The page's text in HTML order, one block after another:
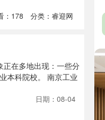
： 178 分类：睿迎网
在多地出现：一些分
本科院校。 南京工业
日期：08-04